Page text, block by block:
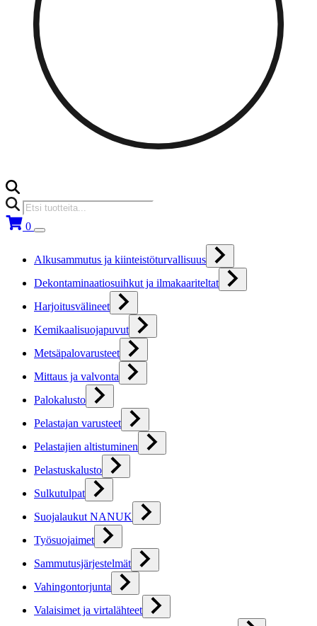
Products
search
0
Alkusammutus ja kiinteistöturvallisuus
Dekontaminaatiosuihkut ja ilmakaariteltat
Harjoitusvälineet
Kemikaalisuojapuvut
Metsäpalovarusteet
Mittaus ja valvonta
Palokalusto
Pelastajan varusteet
Pelastajien altistuminen
Pelastuskalusto
Sulkutulpat
Suojalaukut NANUK
Työsuojaimet
Sammutusjärjestelmät
Vahingontorjunta
Valaisimet ja virtalähteet